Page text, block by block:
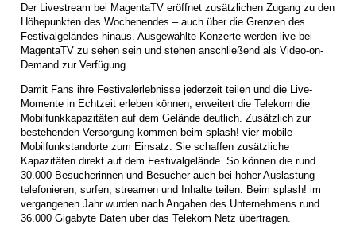
Der Livestream bei MagentaTV eröffnet zusätzlichen Zugang zu den
Höhepunkten des Wochenendes – auch über die Grenzen des
Festivalgeländes hinaus. Ausgewählte Konzerte werden live bei
MagentaTV zu sehen sein und stehen anschließend als Video-on-
Demand zur Verfügung.
Damit Fans ihre Festivalerlebnisse jederzeit teilen und die Live-
Momente in Echtzeit erleben können, erweitert die Telekom die
Mobilfunkkapazitäten auf dem Gelände deutlich. Zusätzlich zur
bestehenden Versorgung kommen beim splash! vier mobile
Mobilfunkstandorte zum Einsatz. Sie schaffen zusätzliche
Kapazitäten direkt auf dem Festivalgelände. So können die rund
30.000 Besucherinnen und Besucher auch bei hoher Auslastung
telefonieren, surfen, streamen und Inhalte teilen. Beim splash! im
vergangenen Jahr wurden nach Angaben des Unternehmens rund
36.000 Gigabyte Daten über das Telekom Netz übertragen.